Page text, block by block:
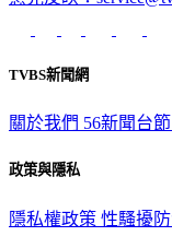
TVBS新聞網
關於我們 56新聞台
政策與隱私
隱私權政策 性騷擾